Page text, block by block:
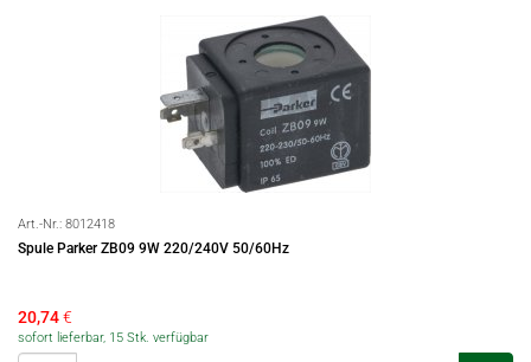
Art.-Nr.: 8012418
Spule Parker ZB09 9W 220/240V 50/60Hz
20,74€
sofort lieferbar, 15 Stk. verfügbar